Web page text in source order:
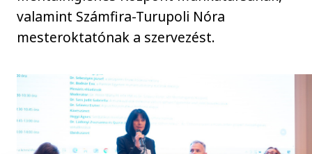
valamint Számfira-Turupoli Nóra
mesteroktatónak a szervezést.